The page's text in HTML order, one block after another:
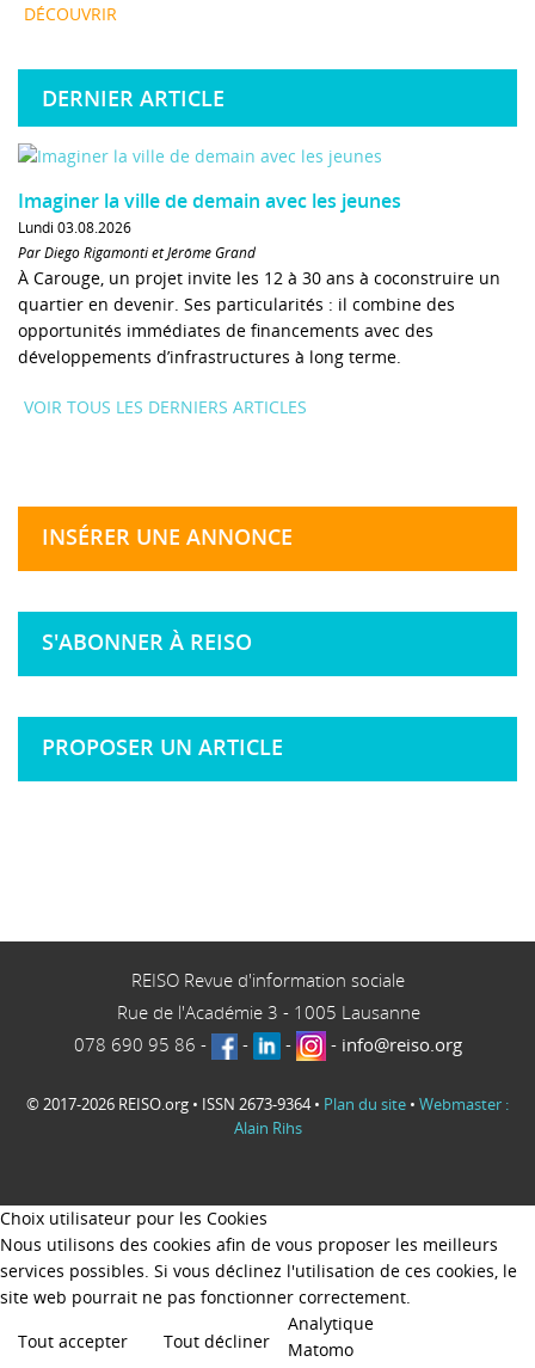
DÉCOUVRIR
DERNIER ARTICLE
Imaginer la ville de demain avec les jeunes
Lundi 03.08.2026
Par Diego Rigamonti et Jérôme Grand
À Carouge, un projet invite les 12 à 30 ans à coconstruire un
quartier en devenir. Ses particularités : il combine des
opportunités immédiates de financements avec des
développements d’infrastructures à long terme.
VOIR TOUS LES DERNIERS ARTICLES
INSÉRER UNE ANNONCE
S'ABONNER À REISO
PROPOSER UN ARTICLE
REISO Revue d'information sociale
Rue de l'Académie 3 - 1005 Lausanne
078 690 95 86 - - - - info@reiso.org
© 2017-2026 REISO.org • ISSN 2673-9364 • Plan du site • Webmaster :
Alain Rihs
Choix utilisateur pour les Cookies
Nous utilisons des cookies afin de vous proposer les meilleurs
services possibles. Si vous déclinez l'utilisation de ces cookies, le
site web pourrait ne pas fonctionner correctement.
Tout accepter
Tout décliner
Analytique
Matomo